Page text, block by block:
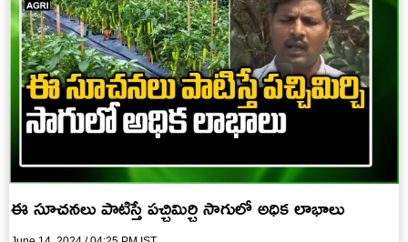
ఈ సూచనలు పాటిస్తే పచ్చిమిర్చి సాగులో అధిక లాభాలు